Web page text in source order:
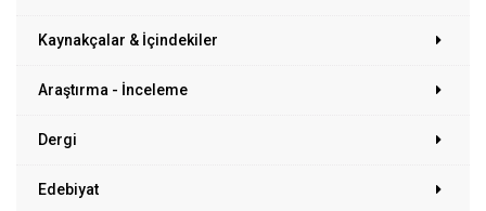
Kaynakçalar & İçindekiler
Araştırma - İnceleme
Dergi
Edebiyat